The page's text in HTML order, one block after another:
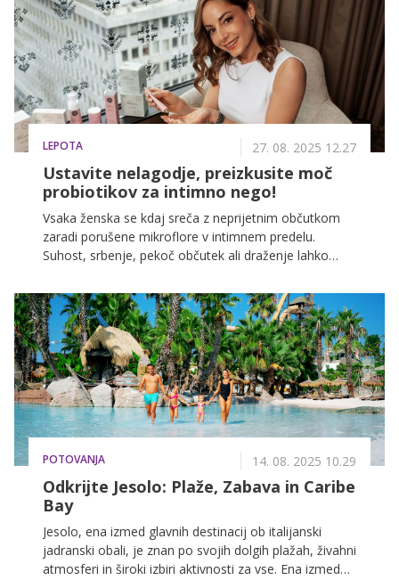
LEPOTA 27. 08. 2025 12.27
Ustavite nelagodje, preizkusite moč
probiotikov za intimno nego!
Vsaka ženska se kdaj sreča z neprijetnim občutkom
zaradi porušene mikroflore v intimnem predelu.
Suhost, srbenje, pekoč občutek ali draženje lahko
POTOVANJA 14. 08. 2025 10.29
Odkrijte Jesolo: Plaže, Zabava in Caribe
Bay
Jesolo, ena izmed glavnih destinacij ob italijanski
jadranski obali, je znan po svojih dolgih plažah, živahni
atmosferi in široki izbiri aktivnosti za vse. Ena izmed